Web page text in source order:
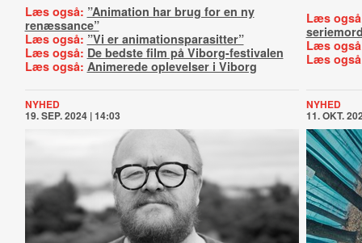
Læs også: ”Animation har brug for en ny
renæssance”
Læs også: ”Vi er animationsparasitter”
Læs også: De bedste film på Viborg-festivalen
Læs også: Animerede oplevelser i Viborg
Læs
Læs
Læs
NYHED
19. SEP. 2024 | 14:03
NYHED
11. OKT.